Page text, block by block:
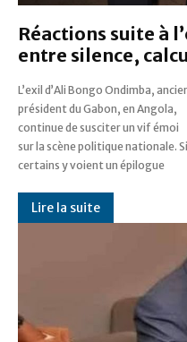
Réactions suite à
entre silence,
L’exil d’Ali Bongo Ondimba,
président du Gabon, en Angola,
continue de susciter un vif émoi
sur la scène politique nationale. Si
certains y voient un épilogue
logique après sa destitution
du coup d’État militaire d’août
2023, d'autres interprètent ce
Lire la suite